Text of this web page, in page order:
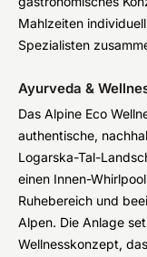
Mahlzeiten
Spezialisten
Ayurveda &
Das Alpine Eco
authentische,
Logarska-Tal-
einen Innen-
Ruhebereich und
Alpen. Die Anlage
Wellnesskonzept,